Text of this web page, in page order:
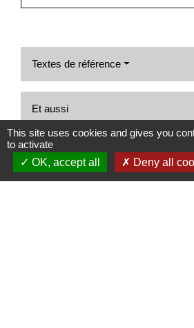
Textes de référence
Et aussi
Formation des salariés du
Travail - Formation
This site uses cookies and gives you
to activate
OK, accept all
Deny all